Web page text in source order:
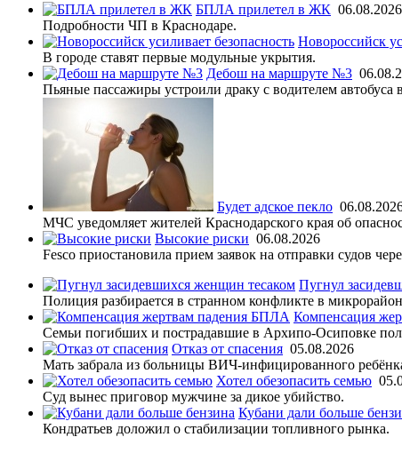
БПЛА прилетел в ЖК 06.08.2026
Подробности ЧП в Краснодаре.
Новороссийск
В городе ставят первые модульные укрытия.
Дебош на маршруте №3
Пьяные пассажиры устроили драку с водителем автобуса
Будет адское пекло
МЧС уведомляет жителей Краснодарского края об
Высокие риски 06.08.2026
Fesco приостановила прием заявок на отправки судов
Пугнул
Полиция разбирается в странном конфликте в
Компенсация
Семьи погибших и пострадавшие в Архипо-Осиповке
Отказ от спасения 05.08.2026
Мать забрала из больницы ВИЧ-инфицированного
Хотел обезопасить семью
Суд вынес приговор мужчине за дикое убийство.
Кубани дали больше
Кондратьев доложил о стабилизации топливного рынка.